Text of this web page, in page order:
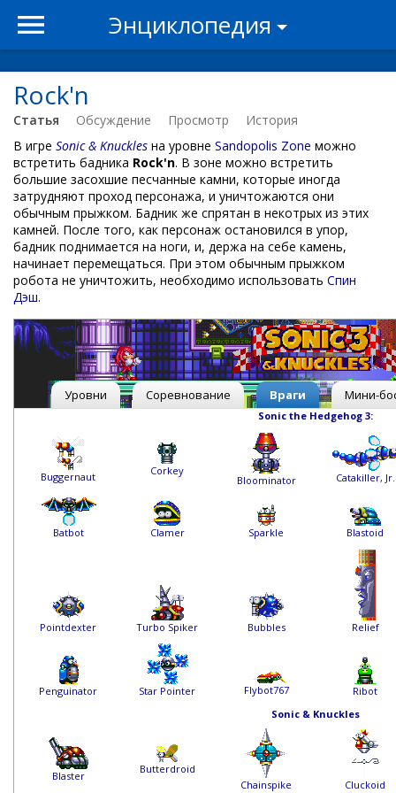
Энциклопедия
Rock'n
Статья Обсуждение Просмотр
История
В игре Sonic & Knuckles на уровне Sandopolis Zone можно
встретить бадника Rock'n. В зоне можно встретить
большие засохшие песчанные камни, которые иногда
затрудняют проход персонажа, и уничтожаются они
обычным прыжком. Бадник же спрятан в некотрых из этих
камней. После того, как персонаж остановился в упор,
бадник поднимается на ноги, и, держа на себе камень,
начинает перемещаться. При этом обычным прыжком
робота не уничтожить, необходимо использовать Спин
Дэш.
Уровни Соревнование Враги Мини-
Sonic the Hedgehog 3:
Buggernaut Corkey
Bloominator Catakiller, Jr.
Batbot Clamer Sparkle Blastoid
Pointdexter Turbo Spiker Bubbles Relief
Penguinator Star Pointer Flybot767
Ribot
Sonic & Knuckles
Blaster
Butterdroid
Chainspike
Cluckoid